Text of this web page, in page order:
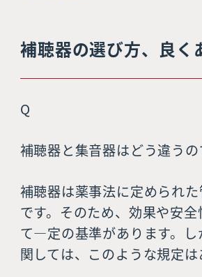
補聴器の選び方、良く
Q
補聴器と集音器はどう違うの
補聴器は薬事法に定められ
です。そのため、効果や安
て—定の基準があります。し
関しては、このような規定は